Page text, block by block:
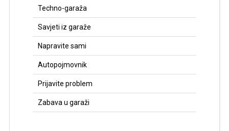
Techno-garaža
Savjeti iz garaže
Napravite sami
Autopojmovnik
Prijavite problem
Zabava u garaži